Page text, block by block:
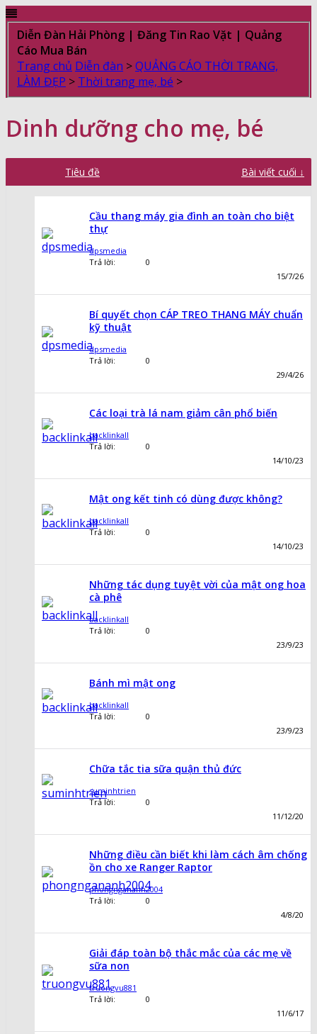
Diễn Đàn Hải Phòng | Đăng Tin Rao Vặt | Quảng
Cáo Mua Bán
Trang chủ Diễn đàn >QUẢNG CÁO THỜI TRANG,
LÀM ĐẸP > Thời trang mẹ, bé >
Dinh dưỡng cho mẹ, bé
Tiêu đề Bài viết cuối ↓
Cầu thang máy gia đình an toàn cho biệt
thự
dpsmedia
Trả lời:
0
15/7/26
Bí quyết chọn CÁP TREO THANG MÁY chuẩn
kỹ thuật
dpsmedia
Trả lời:
0
29/4/26
Các loại trà lá nam giảm cân phổ biến
backlinkall
Trả lời:
0
14/10/23
Mật ong kết tinh có dùng được không?
backlinkall
Trả lời:
0
14/10/23
Những tác dụng tuyệt vời của mật ong hoa
cà phê
backlinkall
Trả lời:
0
23/9/23
Bánh mì mật ong
backlinkall
Trả lời:
0
23/9/23
Chữa tắc tia sữa quận thủ đức
suminhtrien
Trả lời:
0
11/12/20
Những điều cần biết khi làm cách âm chống
ồn cho xe Ranger Raptor
phongngananh2004
Trả lời:
0
4/8/20
Giải đáp toàn bộ thắc mắc của các mẹ về
sữa non
truongvu881
Trả lời:
0
11/6/17